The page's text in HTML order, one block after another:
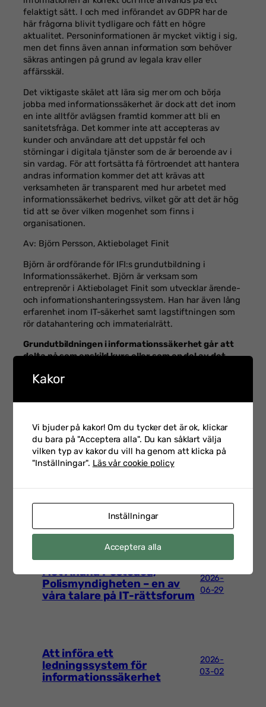
felaktigt sätt. I och med införandet av GDPR har de
här frågorna blivit tydligare och fått en högre
aktualitet. Personinformationen är mycket viktig i sig,
men det finns även annan information som behöver
säkras antingen på grund av legala krav eller
affärsskäl.
Det viktigaste skälet att lära sig mer om och börja
jobba med informationssäkerhet är dock att det inom
en inte alltför avlägsen framtid kommer att bli en
sanitetsfråga. Det kommer inte att accepteras av
kunder och användare att det uppstår fel och
störningar i digitala tjänster som de är beroende av i
sin vardag. För att fortsätta få förtroendet att hantera
andras information kommer det att krävas att
verksamheten är transparent med hur arbetet med
informationssäkerhet bedrivs, vilket gör att det är hög
tid att se över vilken mogenhet som finns i
organisationen.
Av: Björn Persson, Aktiebolaget Finit
Björn är ordförande för IFI:s grundutbildning i
Informationssäkerhet. Björn är verksam som
entreprenör i Aktiebolaget Finit som utvecklar ärende-
och informationshanteringssystem. Han har även lång
erfarenhet inom IT-säkerhet samt lagstiftningen som
rör datahantering och immaterialrätt.
Grundutbildningen i informationssäkerhet går att
delta på som enskild kurs eller som en del av det
informationssäkerhetsstrateg.
Läs mer om våra
utbildningar inom
Informationssäkerhet
här!
FLER INLÄGG
Möt Anana Postoaca,
Polismyndigheten – en av
våra talare på IT-rättsforum
2026-
06-29
Att införa ett
ledningssystem för
informationssäkerhet
2026-
03-02
Kakor
Vi bjuder på kakor! Om du tycker det är ok, klickar
du bara på "Acceptera alla". Du kan såklart välja
vilken typ av kakor du vill ha genom att klicka på
"Inställningar". Läs vår cookie policy
Inställningar
Acceptera alla